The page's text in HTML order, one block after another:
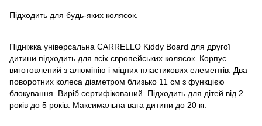
Підходить для будь-яких колясок.
Підніжка універсальна CARRELLO Kiddy Board для другої
дитини підходить для всіх європейських колясок. Корпус
виготовлений з алюмінію і міцних пластикових елементів. Два
поворотних колеса діаметром близько 11 см з функцією
блокування. Виріб сертифікований. Підходить для дітей від 2
років до 5 років. Максимальна вага дитини до 20 кг.